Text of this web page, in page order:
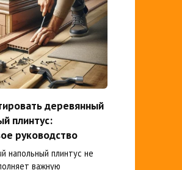
деревянный
плинтус:
руководство
напольный плинтус не
важную